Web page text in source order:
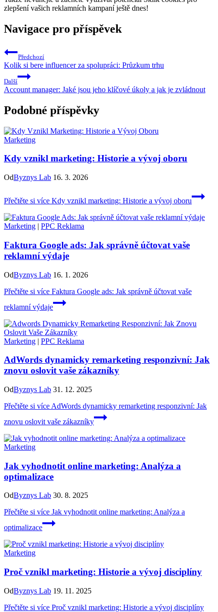
zlepšení vašich reklamních kampaní ještě dnes!
Navigace pro příspěvek
Předchozí
Kolik si bere influencer za spolupráci: Průzkum trhu
Další
Account manager: Jaké jsou jeho klíčové úkoly a jak je zvládnout
Podobné příspěvky
Marketing
Kdy vznikl marketing: Historie a vývoj oboru
OdByznys Lab 16. 3. 2026
Přečtěte si více Kdy vznikl marketing: Historie a vývoj oboru
Marketing | PPC Reklama
Faktura Google ads: Jak správně účtovat vaše
reklamní výdaje
OdByznys Lab 16. 1. 2026
Přečtěte si více Faktura Google ads: Jak správně účtovat vaše
reklamní výdaje
Marketing | PPC Reklama
AdWords dynamicky remarketing responzivní: Jak
znovu oslovit vaše zákazníky
OdByznys Lab 31. 12. 2025
Přečtěte si více AdWords dynamicky remarketing responzivní: Jak
znovu oslovit vaše zákazníky
Marketing
Jak vyhodnotit online marketing: Analýza a
optimalizace
OdByznys Lab 30. 8. 2025
Přečtěte si více Jak vyhodnotit online marketing: Analýza a
optimalizace
Marketing
Proč vznikl marketing: Historie a vývoj disciplíny
OdByznys Lab 19. 11. 2025
Přečtěte si více Proč vznikl marketing: Historie a vývoj disciplíny